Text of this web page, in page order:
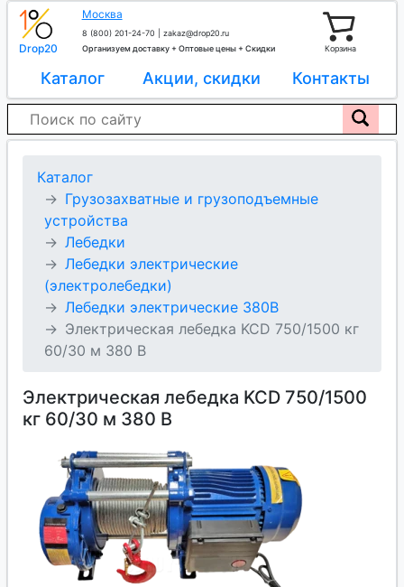
Drop20
Москва
8 (800) 201-24-70
zakaz@drop20.ru
Организуем доставку + Оптовые цены + Скидки
Корзина
Каталог Акции, скидки Контакты
Каталог
Грузозахватные и грузоподъемные
устройства
Лебедки
Лебедки электрические
(электролебедки)
Лебедки электрические 380В
Электрическая лебедка KCD 750/1500 кг
60/30 м 380 В
Электрическая лебедка KCD 750/1500
кг 60/30 м 380 В